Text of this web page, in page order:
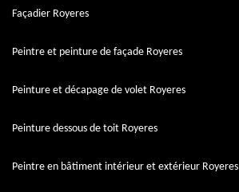
Façadier Royeres
Peintre et peinture de façade Royeres
Peinture et décapage de volet Royeres
Peinture dessous de toit Royeres
Peintre en bâtiment intérieur et extérieur Royeres